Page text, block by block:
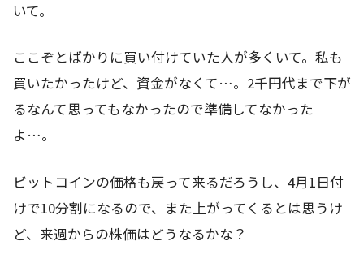
いて。
ここぞとばかりに買い付けていた人が多くいて。私も
買いたかったけど、資金がなくて…。2千円代まで下が
るなんて思ってもなかったので準備してなかった
よ…。
ビットコインの価格も戻って来るだろうし、4月1日付
けで10分割になるので、また上がってくるとは思うけ
ど、来週からの株価はどうなるかな？